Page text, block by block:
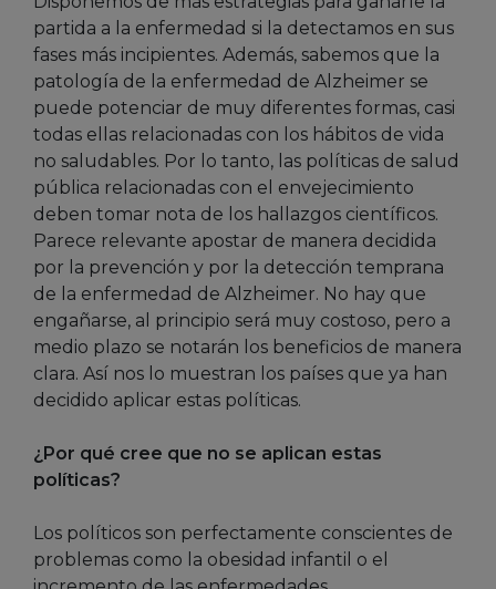
partida a la enfermedad si la detectamos en sus
fases más incipientes. Además, sabemos que la
patología de la enfermedad de Alzheimer se
puede potenciar de muy diferentes formas, casi
todas ellas relacionadas con los hábitos de vida
no saludables. Por lo tanto, las políticas de salud
pública relacionadas con el envejecimiento
deben tomar nota de los hallazgos científicos.
Parece relevante apostar de manera decidida
por la prevención y por la detección temprana
de la enfermedad de Alzheimer. No hay que
engañarse, al principio será muy costoso, pero a
medio plazo se notarán los beneficios de manera
clara. Así nos lo muestran los países que ya han
decidido aplicar estas políticas.
¿Por qué cree que no se aplican estas
políticas?
Los políticos son perfectamente conscientes de
problemas como la obesidad infantil o el